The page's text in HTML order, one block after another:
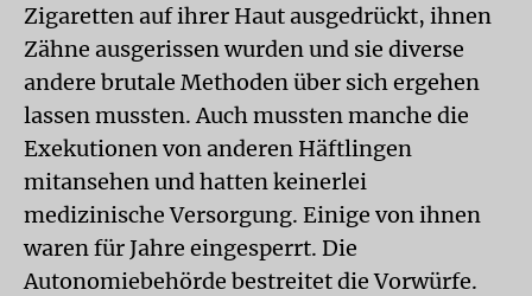
Zigaretten auf ihrer Haut ausgedrückt, ihnen
Zähne ausgerissen wurden und sie diverse
andere brutale Methoden über sich ergehen
lassen mussten. Auch mussten manche die
Exekutionen von anderen Häftlingen
mitansehen und hatten keinerlei
medizinische Versorgung. Einige von ihnen
waren für Jahre eingesperrt. Die
Autonomiebehörde bestreitet die Vorwürfe.